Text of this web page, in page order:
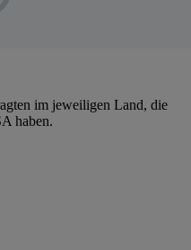
im jeweiligen Land, die
haben.